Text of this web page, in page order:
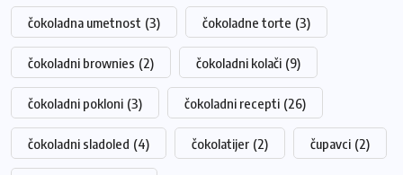
čokoladna umetnost (3) čokoladne torte (3)
čokoladni brownies (2) čokoladni kolači (9)
čokoladni pokloni (3) čokoladni recepti (26)
čokoladni sladoled (4) čokolatijer (2) čupavci (2)